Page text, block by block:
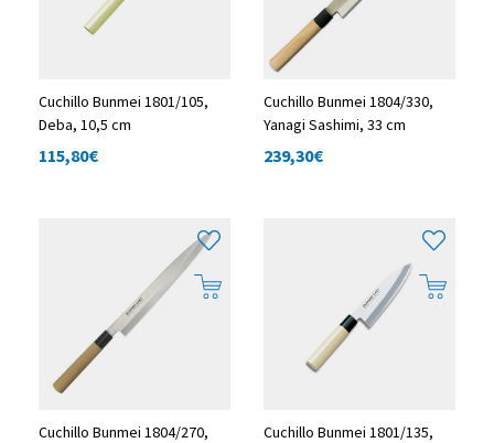
Cuchillo Bunmei 1801/105,
Deba, 10,5 cm
115,80€
Cuchillo Bunmei 1804/330,
Yanagi Sashimi, 33 cm
239,30€
Cuchillo Bunmei 1804/270,
Cuchillo Bunmei 1801/135,